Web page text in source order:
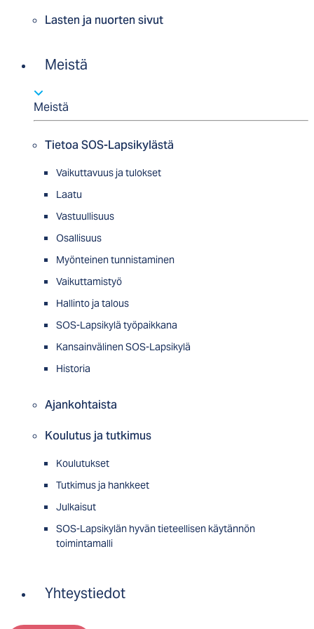
Lasten ja nuorten sivut
Meistä
Meistä
Tietoa SOS-Lapsikylästä
Vaikuttavuus ja tulokset
Laatu
Vastuullisuus
Osallisuus
Myön­tei­nen tun­nis­ta­minen
Vaikuttamistyö
Hallinto ja talous
SOS-Lapsikylä työpaikkana
Kansainvälinen SOS-Lapsikylä
Historia
Ajankohtaista
Koulutus ja tutkimus
Koulutukset
Tutkimus ja hankkeet
Julkaisut
SOS-Lapsikylän hyvän tieteellisen käytännön
toimintamalli
Yhteystiedot